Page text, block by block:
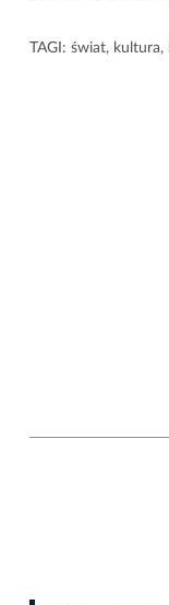
TAGI: świat, kultura,